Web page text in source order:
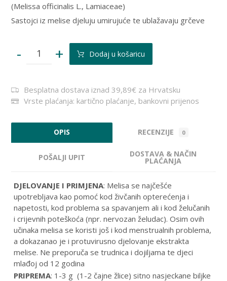
(Melissa officinalis L., Lamiaceae)
Sastojci iz melise djeluju umirujuće te ublažavaju grčeve
- + Dodaj u košaricu
Besplatna dostava iznad 39,89€ za Hrvatsku
Vrste plaćanja: kartično plaćanje, bankovni prijenos
OPIS RECENZIJE 0
POŠALJI UPIT DOSTAVA & NAČIN
PLAĆANJA
DJELOVANJE I PRIMJENA: Melisa se najčešće
upotrebljava kao pomoć kod živčanih opterećenja i
napetosti, kod problema sa spavanjem ali i kod želučanih
i crijevnih poteškoća (npr. nervozan želudac). Osim ovih
učinaka melisa se koristi još i kod menstrualnih problema,
a dokazanao je i protuvirusno djelovanje ekstrakta
melise. Ne preporuča se trudnica i dojiljama te djeci
mlađoj od 12 godina
PRIPREMA: 1-3 g (1-2 čajne žlice) sitno nasjeckane biljke